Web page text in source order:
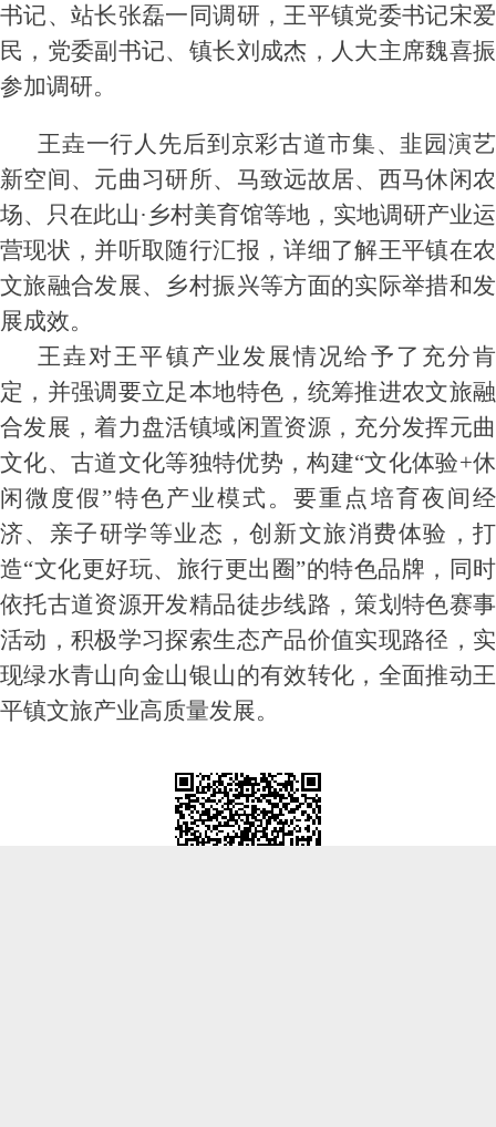
书记、站长张磊一同调研，王平镇党委书记宋爱
民，党委副书记、镇长刘成杰，人大主席魏喜振
参加调研。
王垚一行人先后到京彩古道市集、韭园演艺
新空间、元曲习研所、马致远故居、西马休闲农
场、只在此山·乡村美育馆等地，实地调研产业运
营现状，并听取随行汇报，详细了解王平镇在农
文旅融合发展、乡村振兴等方面的实际举措和发
展成效。
王垚对王平镇产业发展情况给予了充分肯
定，并强调要立足本地特色，统筹推进农文旅融
合发展，着力盘活镇域闲置资源，充分发挥元曲
文化、古道文化等独特优势，构建“文化体验+休
闲微度假”特色产业模式。要重点培育夜间经
济、亲子研学等业态，创新文旅消费体验，打
造“文化更好玩、旅行更出圈”的特色品牌，同时
依托古道资源开发精品徒步线路，策划特色赛事
活动，积极学习探索生态产品价值实现路径，实
现绿水青山向金山银山的有效转化，全面推动王
平镇文旅产业高质量发展。